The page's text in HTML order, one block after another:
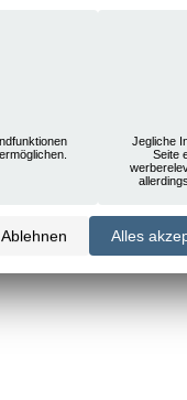
Jegliche
Seite
Ablehnen Alles